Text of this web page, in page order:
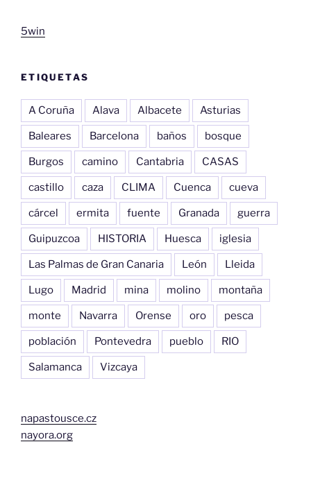
5win
ETIQUETAS
A Coruña Alava Albacete Asturias
Baleares Barcelona baños bosque
Burgos camino Cantabria CASAS
castillo caza CLIMA Cuenca cueva
cárcel ermita fuente Granada guerra
Guipuzcoa HISTORIA Huesca iglesia
Las Palmas de Gran Canaria León Lleida
Lugo Madrid mina molino montaña
monte Navarra Orense oro pesca
población Pontevedra pueblo RIO
Salamanca Vizcaya
napastousce.cz
nayora.org